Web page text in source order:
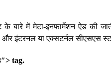
के बारे में मेटा-इनफार्मेशन ऐड की
इंटरनल या एक्सटर्नल सीएसएस
tag.